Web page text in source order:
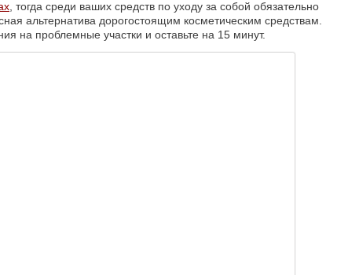
, тогда среди ваших средств по уходу за собой обязательно
альтернатива дорогостоящим косметическим средствам.
на проблемные участки и оставьте на 15 минут.